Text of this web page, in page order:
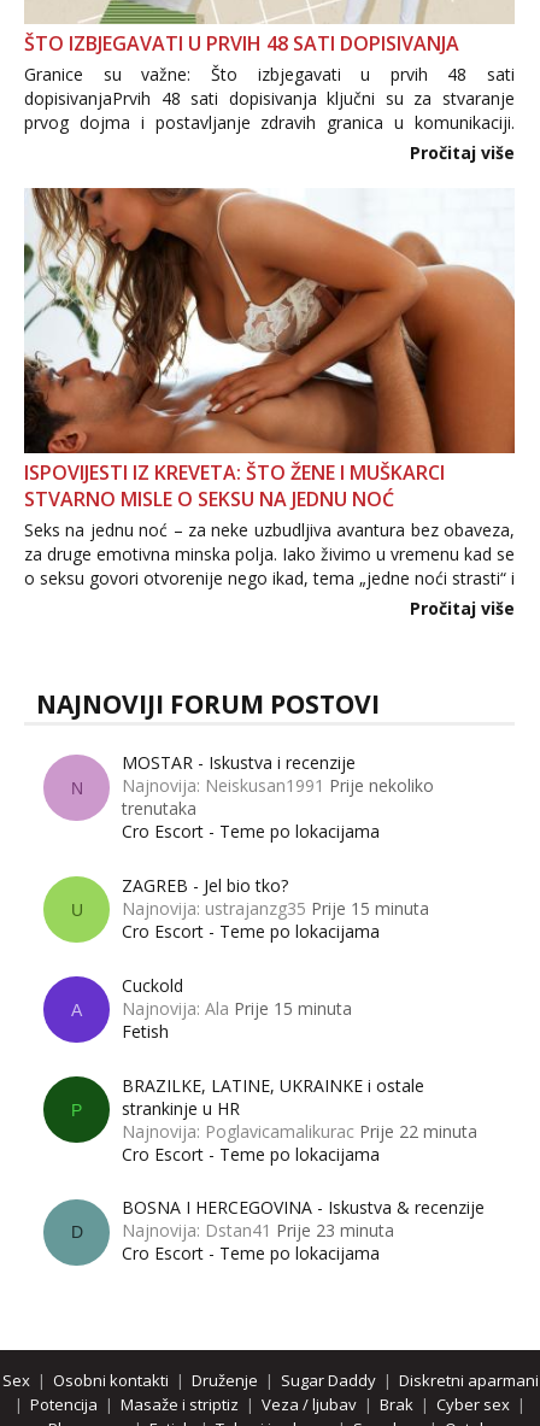
ŠTO IZBJEGAVATI U PRVIH 48 SATI DOPISIVANJA
Granice su važne: Što izbjegavati u prvih 48 sati
dopisivanjaPrvih 48 sati dopisivanja ključni su za stvaranje
prvog dojma i postavljanje zdravih granica u komunikaciji.
Važno je izbjeći prebrzo otkrivanje osobnih ili intimnih
informacija, jer nepoznata osoba još nije zaslužila to
povjerenje. Takođe...
Pročitaj više
ISPOVIJESTI IZ KREVETA: ŠTO ŽENE I MUŠKARCI
STVARNO MISLE O SEKSU NA JEDNU NOĆ
Seks na jednu noć – za neke uzbudljiva avantura bez obaveza,
za druge emotivna minska polja. Iako živimo u vremenu kad se
o seksu govori otvorenije nego ikad, tema „jedne noći strasti“ i
dalje izaziva burne rasprave. Što zapravo misle žene, a što
Pročitaj više
NAJNOVIJI FORUM POSTOVI
N
MOSTAR - Iskustva i recenzije
Najnovija: Neiskusan1991 Prije nekoliko
trenutaka
Cro Escort - Teme po lokacijama
U
ZAGREB - Jel bio tko?
Najnovija: ustrajanzg35 Prije 15 minuta
Cro Escort - Teme po lokacijama
A
Cuckold
Najnovija: Ala Prije 15 minuta
Fetish
P
BRAZILKE, LATINE, UKRAINKE i ostale
strankinje u HR
Najnovija: Poglavicamalikurac Prije 22 minuta
Cro Escort - Teme po lokacijama
D
BOSNA I HERCEGOVINA - Iskustva & recenzije
Najnovija: Dstan41 Prije 23 minuta
Cro Escort - Teme po lokacijama
Sex| Osobni kontakti | Druženje | Sugar Daddy| Diskretni aparmani
| Potencija | Masaže i striptiz | Veza / ljubav | Brak | Cyber sex |